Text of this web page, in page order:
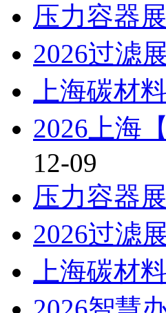
压力容器
2026过滤
上海碳材
2026上海
12-09
压力容器
2026过滤
上海碳材